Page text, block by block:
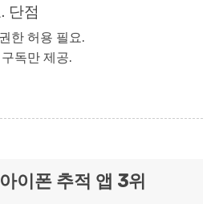
단점
한 허용 필요.
독만 제공.
이폰 추적 앱 3위